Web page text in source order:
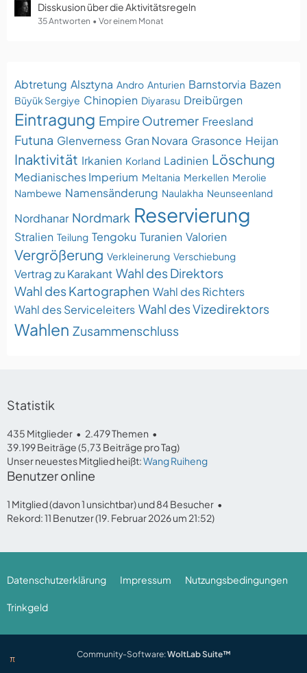
Disskusion über die Aktivitätsregeln
35 Antworten Vor einem Monat
Abtretung Alsztyna Andro Anturien Barnstorvia Bazen
Büyük Sergiye Chinopien Diyarasu Dreibürgen
Eintragung Empire Outremer Freesland
Futuna Glenverness Gran Novara Grasonce Heijan
Inaktivität Irkanien Korland Ladinien Löschung
Medianisches Imperium Meltania Merkellen Merolie
Nambewe Namensänderung Naulakha Neunseenland
Nordhanar Nordmark Reservierung
Stralien Teilung Tengoku Turanien Valorien
Vergrößerung Verkleinerung Verschiebung
Vertrag zu Karakant Wahl des Direktors
Wahl des Kartographen Wahl des Richters
Wahl des Serviceleiters Wahl des Vizedirektors
Wahlen Zusammenschluss
Statistik
435 Mitglieder
2.479 Themen
39.199 Beiträge (5,73 Beiträge pro Tag)
Unser neuestes Mitglied heißt:Wang Ruiheng
Benutzer online
1 Mitglied (davon 1 unsichtbar) und 84 Besucher
Rekord: 11 Benutzer (19. Februar 2026 um 21:52)
Datenschutzerklärung Impressum Nutzungsbedingungen
Trinkgeld
Community-Software:WoltLab Suite™
π